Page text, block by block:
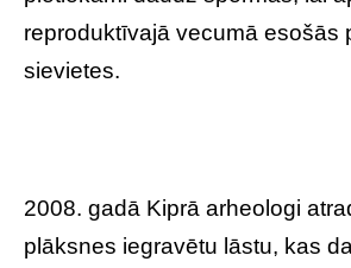
reproduktīvajā vecumā esošās
sievietes.
2008. gadā Kiprā arheologi
plāksnes iegravētu lāstu, kas